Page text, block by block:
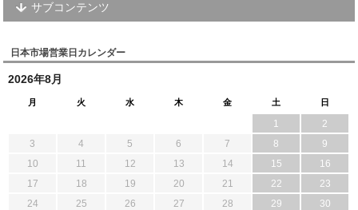
サブコンテンツ
日本市場営業日カレンダー
2026年8月
月 火 水 木 金 土 日
1
2
3
4 5 6 7 8
9
10
11 12 13 14 15
16
17
18 19 20 21 22
23
24
25 26 27 28 29
30